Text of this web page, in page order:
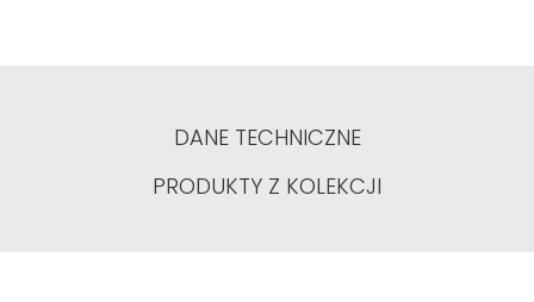
DANE TECHNICZNE
PRODUKTY Z KOLEKCJI